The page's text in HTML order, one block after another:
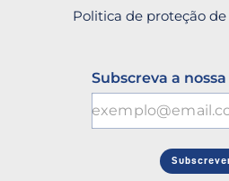
Politica de proteção de
Subscreva a